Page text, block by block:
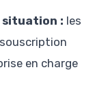
situation : les
en charge